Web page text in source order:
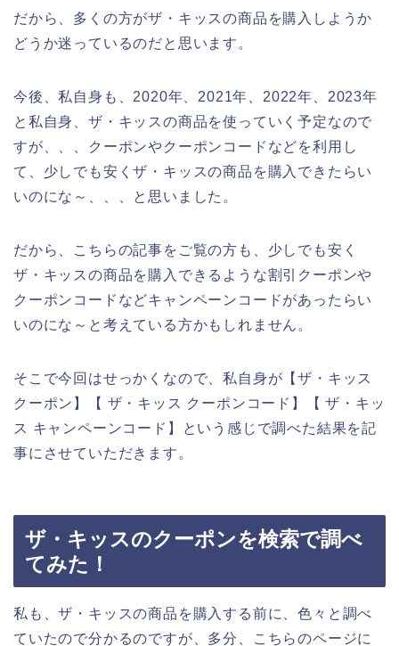
だから、多くの方がザ・キッスの商品を購入しようか
どうか迷っているのだと思います。
今後、私自身も、2020年、2021年、2022年、2023年
と私自身、ザ・キッスの商品を使っていく予定なので
すが、、、クーポンやクーポンコードなどを利用し
て、少しでも安くザ・キッスの商品を購入できたらい
いのにな～、、、と思いました。
だから、こちらの記事をご覧の方も、少しでも安く
ザ・キッスの商品を購入できるような割引クーポンや
クーポンコードなどキャンペーンコードがあったらい
いのにな～と考えている方かもしれません。
そこで今回はせっかくなので、私自身が【ザ・キッス
クーポン】【 ザ・キッス クーポンコード】【 ザ・キッ
ス キャンペーンコード】という感じで調べた結果を記
事にさせていただきます。
ザ・キッスのクーポンを検索で調べ
てみた！
私も、ザ・キッスの商品を購入する前に、色々と調べ
ていたので分かるのですが、多分、こちらのページに